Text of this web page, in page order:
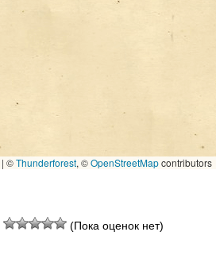
| ©Thunderforest, ©OpenStreetMapcontributors
(Пока оценок нет)